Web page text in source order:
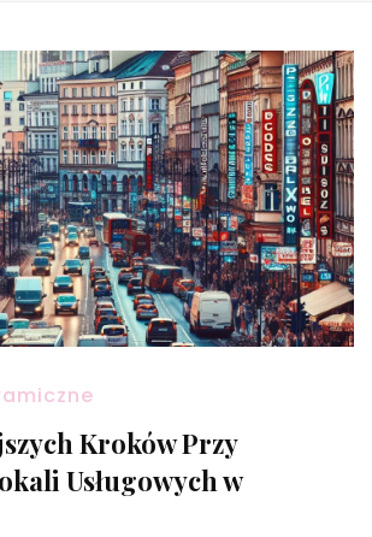
Kroków Przy
Usługowych w